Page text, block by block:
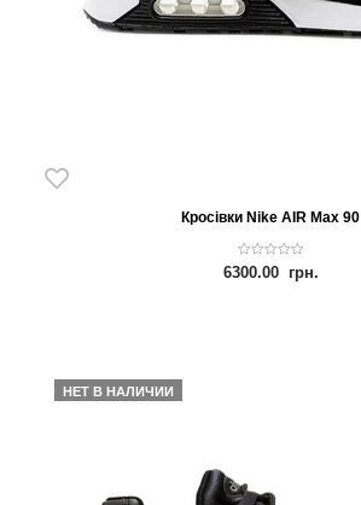
Кросівки Nike AIR Max 90
0
o
6300.00 грн.
НЕТ В НАЛИЧИИ